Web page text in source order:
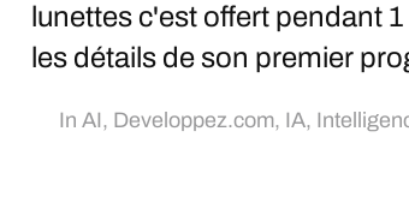
lunettes c'est offert pendant
les détails de son premier
In AI, Developpez.com, IA,